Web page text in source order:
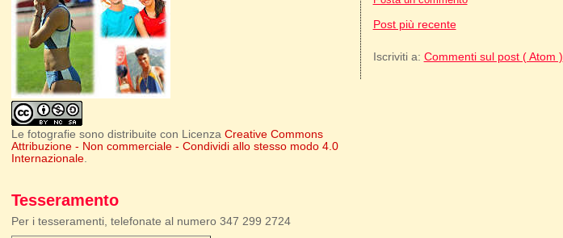
Post più recente
Iscriviti a: Commenti sul post ( Atom )
Le fotografie sono distribuite con LicenzaCreative Commons
Attribuzione - Non commerciale - Condividi allo stesso modo 4.0
Internazionale.
Tesseramento
Per i tesseramenti, telefonate al numero 347 299 2724